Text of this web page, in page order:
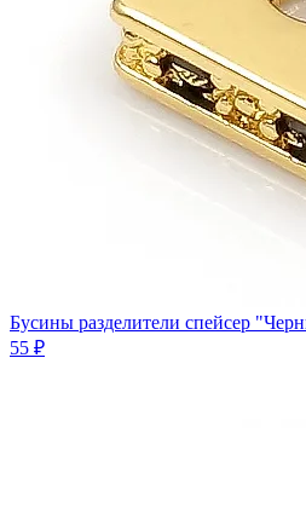
Бусины разделители спейсер
55 ₽